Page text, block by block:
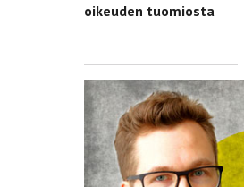
oikeuden tuomiosta